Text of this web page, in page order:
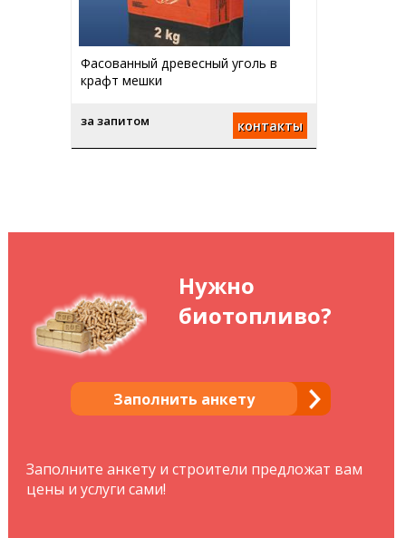
Фасованный древесный уголь в
крафт мешки
за запитом контакты
Нужно
биотопливо?
Заполнить анкету
Заполните анкету и строители предложат вам
цены и услуги сами!